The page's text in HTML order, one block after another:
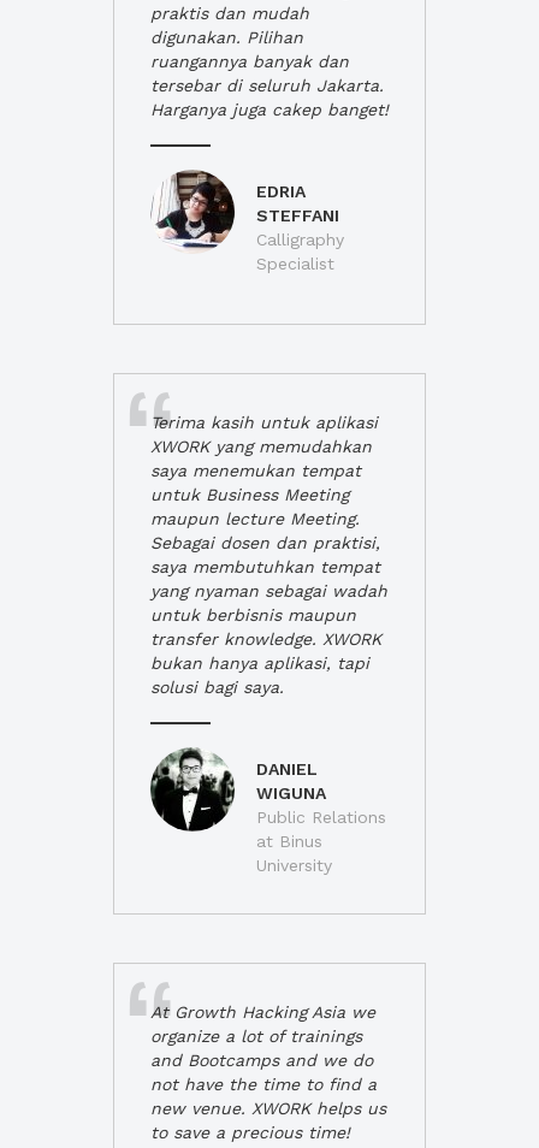
praktis dan mudah
digunakan. Pilihan
ruangannya banyak dan
tersebar di seluruh Jakarta.
Harganya juga cakep banget!
EDRIA
STEFFANI
Calligraphy
Specialist
Terima kasih untuk aplikasi
XWORK yang memudahkan
saya menemukan tempat
untuk Business Meeting
maupun lecture Meeting.
Sebagai dosen dan praktisi,
saya membutuhkan tempat
yang nyaman sebagai wadah
untuk berbisnis maupun
transfer knowledge. XWORK
bukan hanya aplikasi, tapi
solusi bagi saya.
DANIEL
WIGUNA
Public Relations
at Binus
University
At Growth Hacking Asia we
organize a lot of trainings
and Bootcamps and we do
not have the time to find a
new venue. XWORK helps us
to save a precious time!